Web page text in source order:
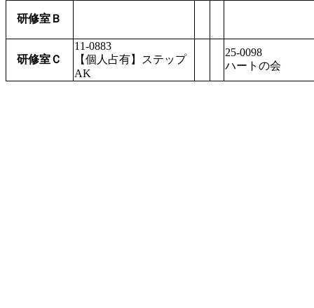
研修室Ｂ
研修室Ｃ
11-0883
【個人占有】ステップ
AK
25-0098
ハートの会